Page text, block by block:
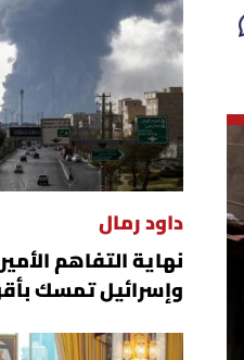
داود رمال
نهاية التفاهم
وإسرائيل تمسك